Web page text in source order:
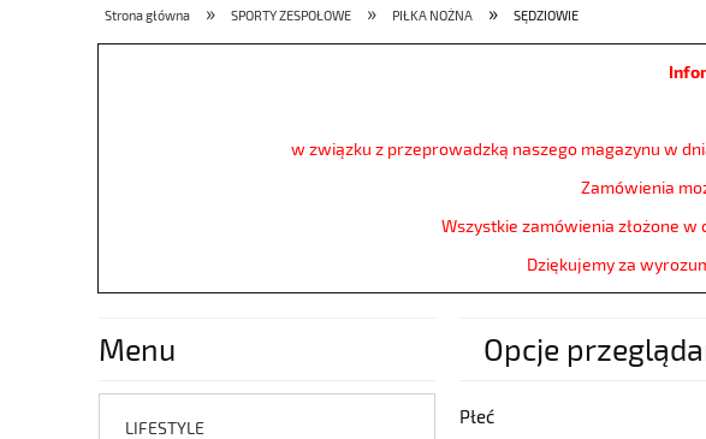
Strona główna » SPORTY ZESPOŁOWE » PIŁKA NOŻNA » SĘDZIOWIE
w związku z przeprowadzką naszego magazynu w
Zamówienia
Wszystkie zamówienia złożone
Dziękujemy za
Menu
LIFESTYLE
Opcje
Płeć